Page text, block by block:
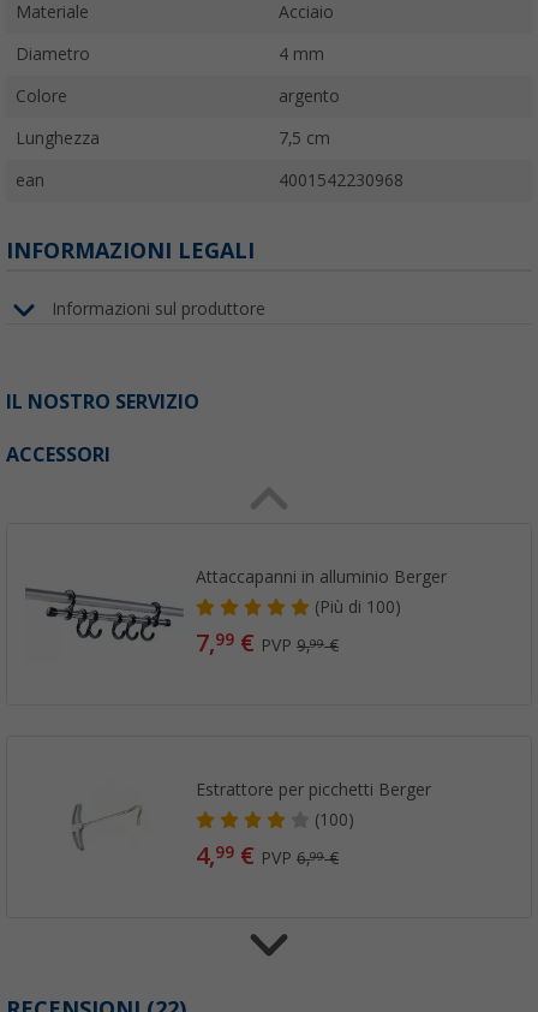
Materiale Acciaio
Diametro 4 mm
Colore argento
Lunghezza 7,5 cm
ean 4001542230968
INFORMAZIONI LEGALI
Informazioni sul produttore
IL NOSTRO SERVIZIO
ACCESSORI
Attaccapanni in alluminio Berger
(Più di 100)
7,99 € PVP9,99€
Estrattore per picchetti Berger
(100)
4,99 € PVP6,99€